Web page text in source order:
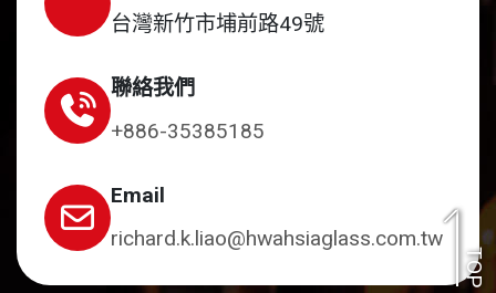
TOP
台灣新竹市埔前路49號
聯絡我們
+886-35385185
Email
richard.k.liao@hwahsiaglass.com.tw